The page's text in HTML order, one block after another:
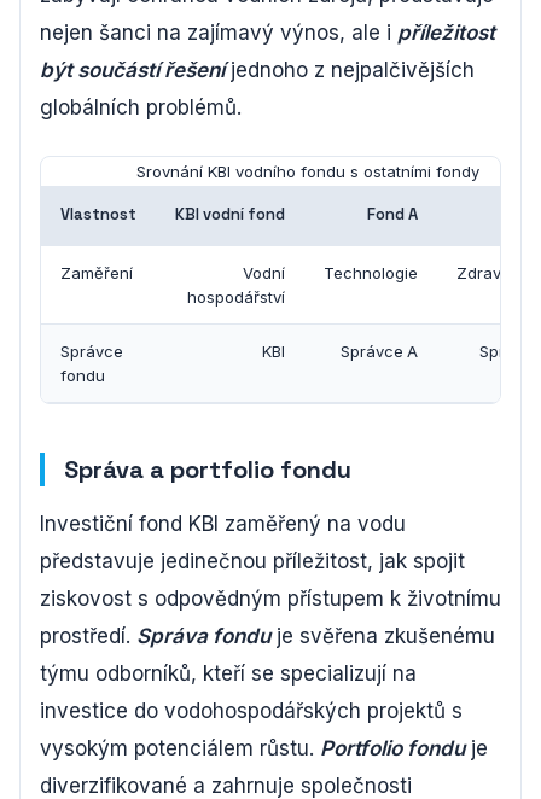
nejen šanci na zajímavý výnos, ale i příležitost
být součástí řešeníjednoho z nejpalčivějších
globálních problémů.
Srovnání KBI vodního fondu s ostatními fondy
Vlastnost KBI vodní fond Fond A
Zaměření
Vodní
hospodářství
Technologie
Správce
fondu
KBI Správce A
Správa a portfolio fondu
Investiční fond KBI zaměřený na vodu
představuje jedinečnou příležitost, jak spojit
ziskovost s odpovědným přístupem k životnímu
prostředí. Správa fonduje svěřena zkušenému
týmu odborníků, kteří se specializují na
investice do vodohospodářských projektů s
vysokým potenciálem růstu. Portfolio fonduje
diverzifikované a zahrnuje společnosti